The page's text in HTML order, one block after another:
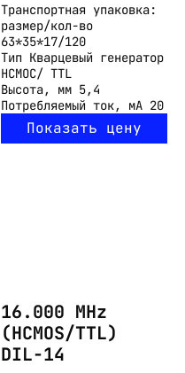
Транспортная упаковка:
размер/кол-во
63*35*17/120
Тип Кварцевый генератор
HCMOC/ TTL
Высота, мм 5,4
Потребляемый ток, мА 20
Показать цену
16.000 MHz
(HCMOS/TTL)
DIL-14